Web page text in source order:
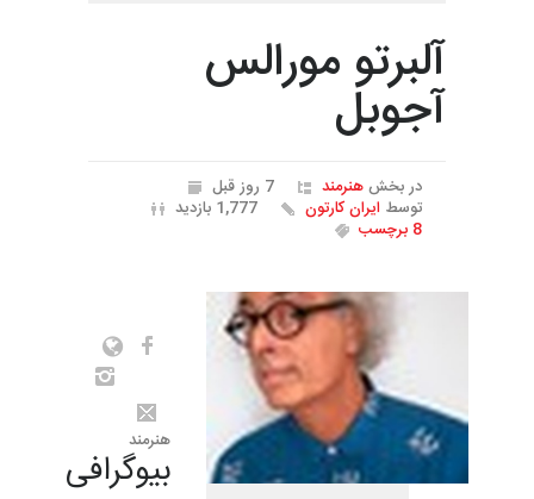
آلبرتو مورالس
آجوبل
در بخشهنرمند
7 روز قبل
توسط ایران کارتون
1,777 بازدید
8 برچسب
هنرمند
بیوگرافی